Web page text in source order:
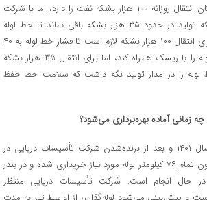
در حال حاضر، خط لوله امکان انتقال روزانه ۱۰۰ هزار بشکه نفت را دارد، اما با شرکت
ملی نفت هماهنگ کردیم که تولید در حدود ۳۵ هزار بشکه باقی بماند تا خط لوله
پایداری خود را حفظ کند. برای انتقال ۱۰۰ هزار بشکه لازم است تا فشار خط لوله به ۴۰
بار برسد که می‌تواند خط لوله را با ریسک همراه کند، اما برای انتقال ۳۵ هزار بشکه
۱۵ بار خط لوله را در مدار تولید نگه داشت که سلامت خط حفظ
ساخت خط لوله جدید از سال ۱۴۰۱ و بعد از برنده‌شدن شرکت تأسیسات دریایی در
مناقصه ساخت آغاز شد. اکنون تمام ۷۶ کیلومتر لوله مورد نیاز خریداری شده و در بندر
حال انجام است. شرکت تأسیسات دریایی منتظر